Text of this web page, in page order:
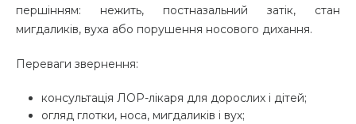
першінням: нежить, постназальний затік, стан
мигдаликів, вуха або порушення носового дихання.
Переваги звернення:
консультація ЛОР-лікаря для дорослих і дітей;
огляд глотки, носа, мигдаликів і вух;